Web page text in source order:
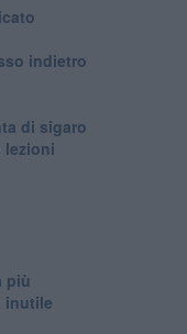
indietro
di sigaro
lezioni
più
inutile